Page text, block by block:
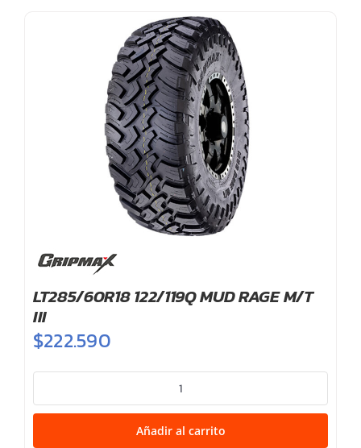
LT285/60R18 122/119Q MUD RAGE M/T
III
$222.590
122/119Q
MUD
Añadir al carrito